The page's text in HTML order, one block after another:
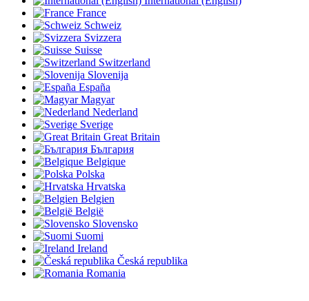
France
Schweiz
Svizzera
Suisse
Switzerland
Slovenija
España
Magyar
Nederland
Sverige
Great Britain
България
Belgique
Polska
Hrvatska
Belgien
België
Slovensko
Suomi
Ireland
Česká republika
Romania